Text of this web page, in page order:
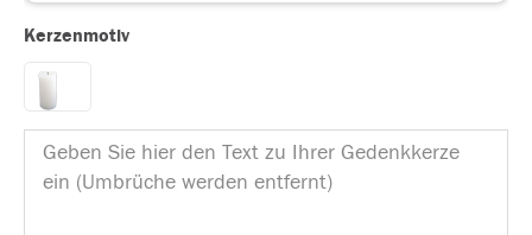
Kerzenmotiv